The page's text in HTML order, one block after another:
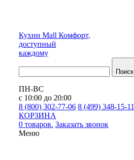
Кухни Mall Комфорт,
доступный
каждому
Поиск
ПН-ВС
с 10:00 до 20:00
8 (800) 302-77-06 8 (499) 348-15-11
КОРЗИНА
0 товаров. Заказать звонок
Меню